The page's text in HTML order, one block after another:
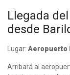
Llegada
desde
Lugar: Aeropuerto
Arribará al